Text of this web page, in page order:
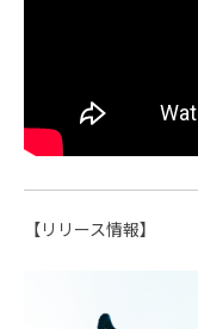
【リリース情報】